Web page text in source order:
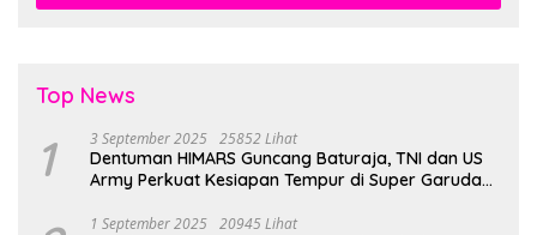
Top News
1 3 September 2025 25852 Lihat
Dentuman HIMARS Guncang Baturaja, TNI dan US
Army Perkuat Kesiapan Tempur di Super Garuda
1 September 2025 20945 Lihat